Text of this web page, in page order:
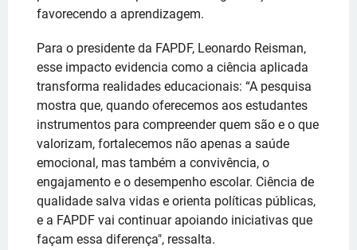
favorecendo a aprendizagem.
Para o presidente da FAPDF, Leonardo Reisman,
esse impacto evidencia como a ciência aplicada
transforma realidades educacionais: “A pesquisa
mostra que, quando oferecemos aos estudantes
instrumentos para compreender quem são e o que
valorizam, fortalecemos não apenas a saúde
emocional, mas também a convivência, o
engajamento e o desempenho escolar. Ciência de
qualidade salva vidas e orienta políticas públicas,
e a FAPDF vai continuar apoiando iniciativas que
façam essa diferença", ressalta.